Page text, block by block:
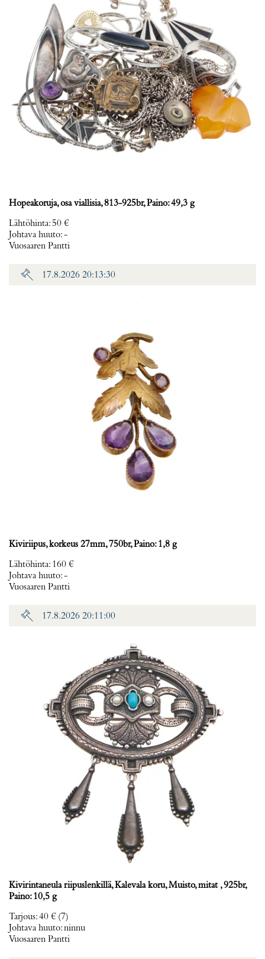
Hopeakoruja, osa viallisia, 813-925br, Paino: 49,3 g
Lähtöhinta: 50 €
Johtava huuto:-
Vuosaaren Pantti
17.8.2026 20:13:30
Kiviriipus, korkeus 27mm, 750br, Paino: 1,8 g
Lähtöhinta: 160 €
Johtava huuto:-
Vuosaaren Pantti
17.8.2026 20:11:00
Kivirintaneula riipuslenkillä, Kalevala koru, Muisto, mitat , 925br,
Paino: 10,5 g
Tarjous:40 € (7)
Johtava huuto:ninnu
Vuosaaren Pantti